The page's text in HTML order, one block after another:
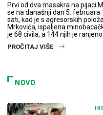
Prvi od dva masakra na pijaci
se na današnji dan 5. februara
sati, kad je s agresorskih
Mrkovića, ispaljena
je 68 civila, a 144 njih je
PROČITAJ VIŠE
NOVO